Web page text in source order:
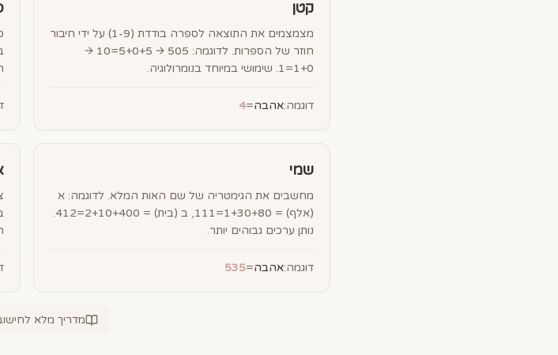
קטן
מצמצמים את התוצאה לספרה בודדת (1-9) על ידי חיבור
חוזר של הספרות. לדוגמה: 505 → 5+0+5=10 →
1+0=1. שימושי במיוחד בנומרולוגיה.
דוגמה:אהבה=
4
שמי
מחשבים את הגימטריה של שם האות המלא. לדוגמה: א
(אלף) = 1+30+80=111, ב (בית) = 2+10+400=412.
נותן ערכים גבוהים יותר.
דוגמה:אהבה=
535
מדריך מלא